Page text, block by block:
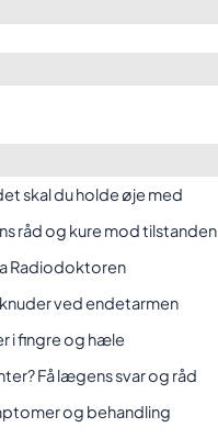
skal du holde øje med
råd og kure mod tilstanden
Radiodoktoren
ved endetarmen
i fingre og hæle
Få lægens svar og råd
og behandling